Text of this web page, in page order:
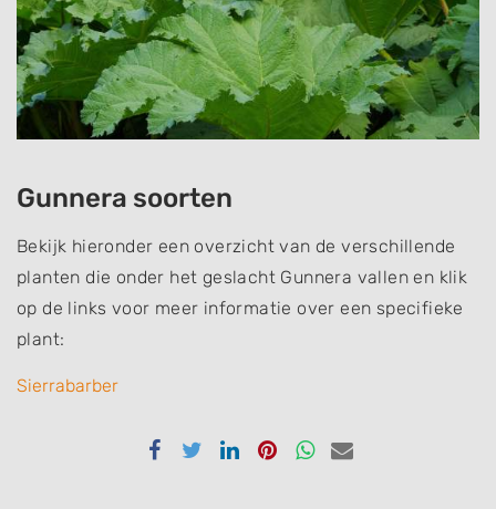
Gunnera soorten
Bekijk hieronder een overzicht van de verschillende
planten die onder het geslacht Gunnera vallen en klik
op de links voor meer informatie over een specifieke
plant:
Sierrabarber
DelenDelenDelenDelenDelenDelen